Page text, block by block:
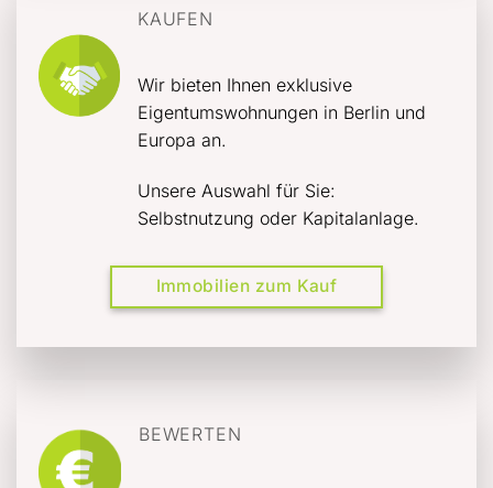
KAUFEN
Wir bieten Ihnen exklusive
Eigentumswohnungen in Berlin und
Europa an.
Unsere Auswahl für Sie:
Selbstnutzung oder Kapitalanlage.
Immobilien zum Kauf
BEWERTEN